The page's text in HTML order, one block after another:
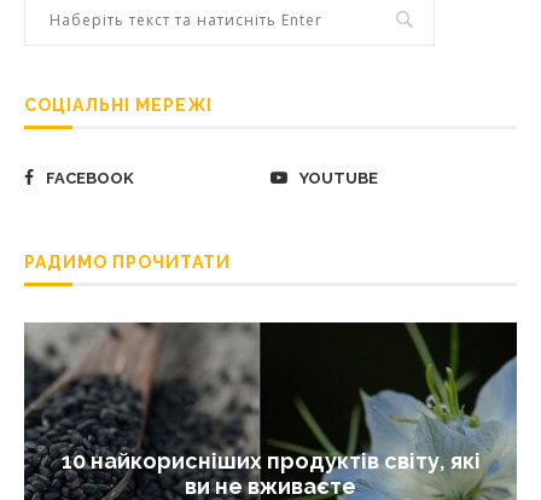
СОЦІАЛЬНІ МЕРЕЖІ
FACEBOOK YOUTUBE
РАДИМО ПРОЧИТАТИ
10 найкорисніших продуктів світу, які
ви не вживаєте